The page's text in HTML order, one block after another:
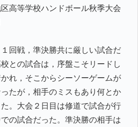
高等学校ハンドボール秋季大会
回戦，準決勝共に厳しい試合だ
との試合は，序盤こそリードし
れ，そこからシーソーゲームが
たが，相手のミスもあり何とか
。大会２日目は修道で試合が行
の試合だった。準決勝の相手は